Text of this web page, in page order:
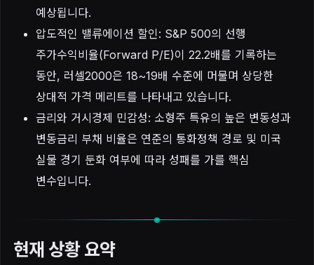
예상됩니다.
압도적인 밸류에이션 할인: S&P 500의 선행
주가수익비율(Forward P/E)이 22.2배를 기록하는
동안, 러셀2000은 18~19배 수준에 머물며 상당한
상대적 가격 메리트를 나타내고 있습니다.
금리와 거시경제 민감성: 소형주 특유의 높은 변동성과
변동금리 부채 비율은 연준의 통화정책 경로 및 미국
실물 경기 둔화 여부에 따라 성패를 가를 핵심
변수입니다.
현재 상황 요약